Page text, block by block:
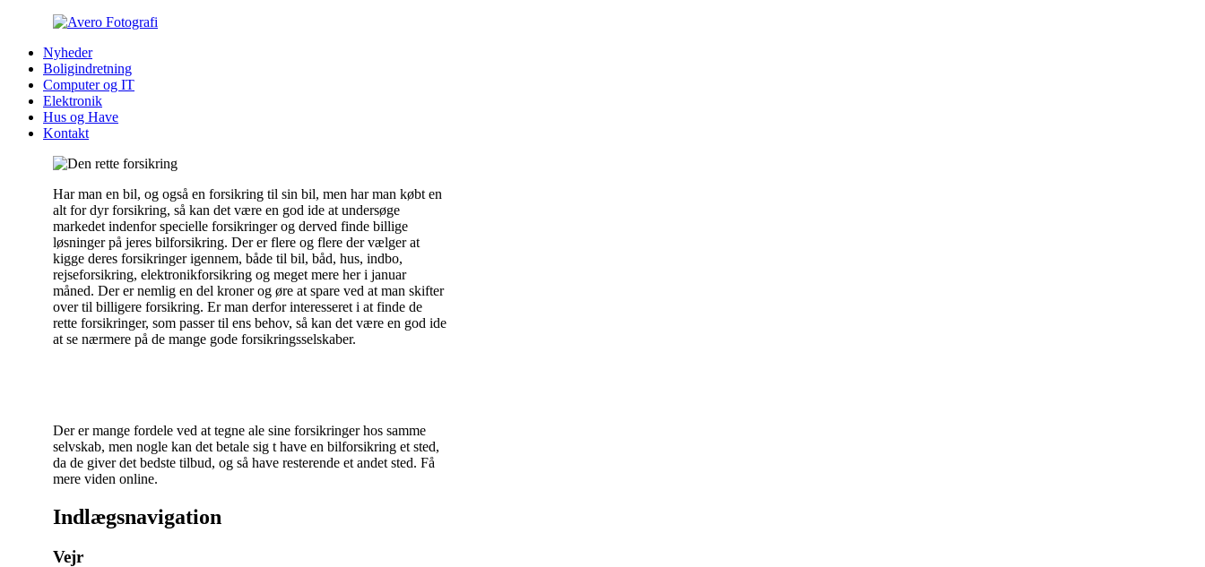
Nyheder
Boligindretning
Computer og IT
Elektronik
Hus og Have
Kontakt
Har man en bil, og også en forsikring til sin bil, men har man købt en
alt for dyr forsikring, så kan det være en god ide at undersøge
markedet indenfor specielle forsikringer og derved finde billige
løsninger på jeres bilforsikring. Der er flere og flere der vælger at
kigge deres forsikringer igennem, både til bil, båd, hus, indbo,
rejseforsikring, elektronikforsikring og meget mere her i januar
måned. Der er nemlig en del kroner og øre at spare ved at man skifter
over til billigere forsikring. Er man derfor interesseret i at finde de
rette forsikringer, som passer til ens behov, så kan det være en god ide
at se nærmere på de mange gode forsikringsselskaber.
Der er mange fordele ved at tegne ale sine forsikringer hos samme
selvskab, men nogle kan det betale sig t have en bilforsikring et sted,
da de giver det bedste tilbud, og så have resterende et andet sted. Få
mere viden online.
Indlægsnavigation
Vejr